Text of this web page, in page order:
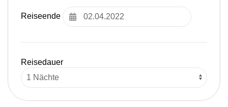
ausgewählten
Suchergebnis
gelangen.
können
Reiseende
Reisedauer